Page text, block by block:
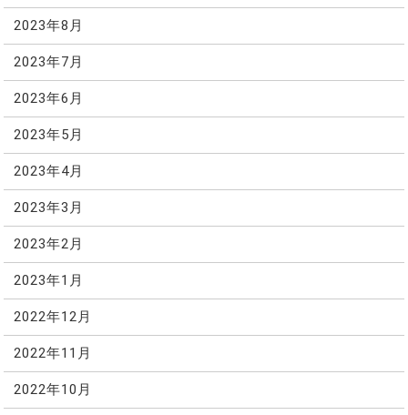
2023年8月
2023年7月
2023年6月
2023年5月
2023年4月
2023年3月
2023年2月
2023年1月
2022年12月
2022年11月
2022年10月